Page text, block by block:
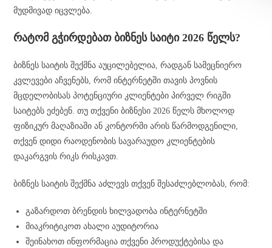
მუდმივად იცვლება.
რატომ გჭირდებათ ბიზნეს საიტი 2026 წელს?
ბიზნეს საიტის შექმნა აუცილებელია, რადგან სამეცნიერო
კვლევები აჩვენებს, რომ ინტერნეტში თავის პოვნის
მცდელობისას პოტენციური კლიენტები პირველ რიგში
საიტებს ეძებენ. თუ თქვენი ბიზნესი 2026 წელს მხოლოდ
ფიზიკურ მაღაზიაში ან კონტორში არის წარმოდგენილი,
თქვენ დიდი რაოდენობის სავარაუდო კლიენტების
დაკარგვის რიკს რისკავთ.
ბიზნეს საიტის შექმნა აძლევს თქვენ შესაძლებლობას, რომ:
გაზარდოთ ბრენდის ხილვადობა ინტერნეტში
მიაკრიტიკოთ ახალი აუდიტორია
შეინახოთ ინფორმაცია თქვენი პროდუქტებისა და